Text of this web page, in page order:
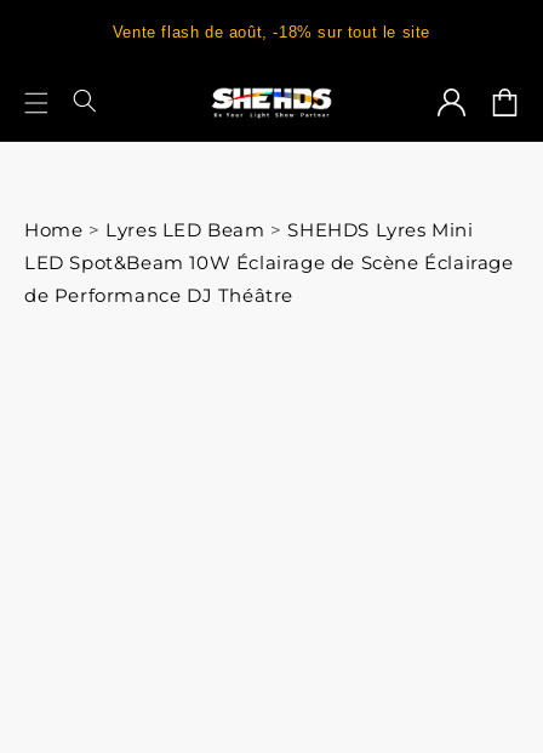
Vente flash de août, -18% sur tout le site
Connexion
Home > Lyres LED Beam >SHEHDS Lyres Mini
LED Spot&Beam 10W Éclairage de Scène Éclairage
de Performance DJ Théâtre